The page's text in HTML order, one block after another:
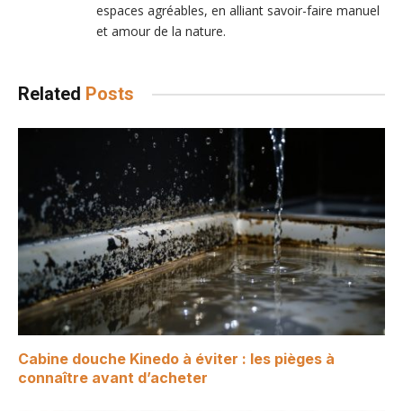
espaces agréables, en alliant savoir-faire manuel
et amour de la nature.
Related Posts
Cabine douche Kinedo à éviter : les pièges à
connaître avant d’acheter